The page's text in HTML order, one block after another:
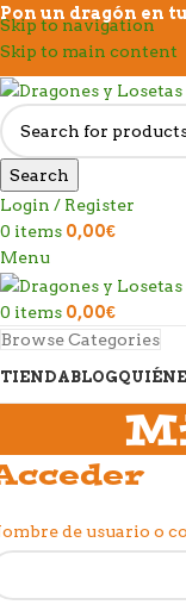
Skip to navigation
Skip to main content
Pon un dragón en
Search
Login / Register
0 items 0,00€
Menu
0 items 0,00€
Browse Categories
TIENDABLOG
de usuario o